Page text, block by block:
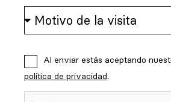
Al enviar estás aceptando
política de privacidad.